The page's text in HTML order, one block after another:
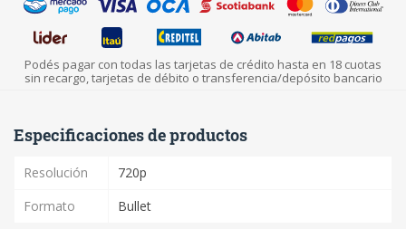
Podés pagar con todas las tarjetas de crédito hasta en 18 cuotas
sin recargo, tarjetas de débito o transferencia/depósito bancario
Especificaciones de productos
Resolución
720p
Formato
Bullet